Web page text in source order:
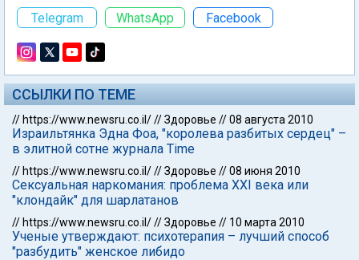
Telegram
WhatsApp Facebook
ССЫЛКИ ПО ТЕМЕ
// https://www.newsru.co.il///Здоровье //08 августа 2010
Израильтянка Эдна Фоа, "королева разбитых сердец" –
в элитной сотне журнала Time
// https://www.newsru.co.il///Здоровье //08 июня 2010
Сексуальная наркомания: проблема XXI века или
"клондайк" для шарлатанов
// https://www.newsru.co.il///Здоровье // 10 марта 2010
Ученые утверждают: психотерапия – лучший способ
"разбудить" женское либидо